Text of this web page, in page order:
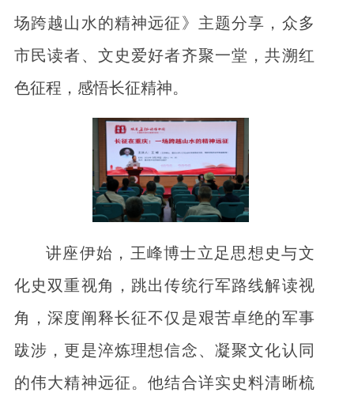
场跨越山水的精神远征》主题分享，众多
市民读者、文史爱好者齐聚一堂，共溯红
色征程，感悟长征精神。
讲座伊始，王峰博士立足思想史与文
化史双重视角，跳出传统行军路线解读视
角，深度阐释长征不仅是艰苦卓绝的军事
跋涉，更是淬炼理想信念、凝聚文化认同
的伟大精神远征。他结合详实史料清晰梳